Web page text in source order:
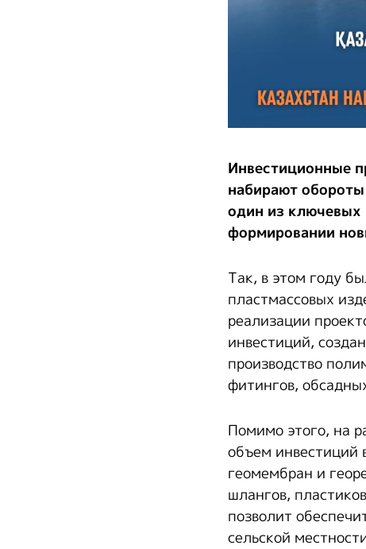
Инвестиционные
набирают обороты
один из ключевых
формировании
Так, в этом году
пластмассовых
реализации
инвестиций,
производство
фитингов,
Помимо этого, на
объем инвестиций
геомембран и
шлангов,
позволит
сельской